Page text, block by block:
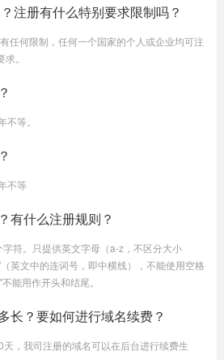
注册有什么特别要求限制吗？
任何限制，任何一个国家的个人或企业均可注
。
等。
不等
有什么注册规则？
符。只提供英文字母（a-z，不区分大小
英文中的连词号，即中横线），不能使用空格
能用作开头和结尾。
长？要如何进行域名续费？
天，我司注册的域名可以在后台进行续费生